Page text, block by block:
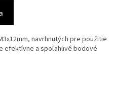
navrhnutých pre použitie
efektívne a spoľahlivé bodové